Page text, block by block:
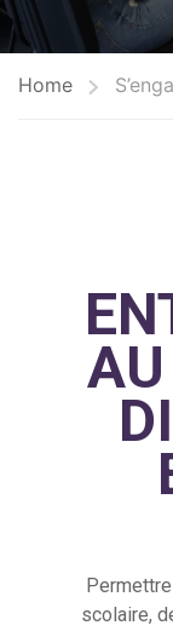
Home
scolaire,